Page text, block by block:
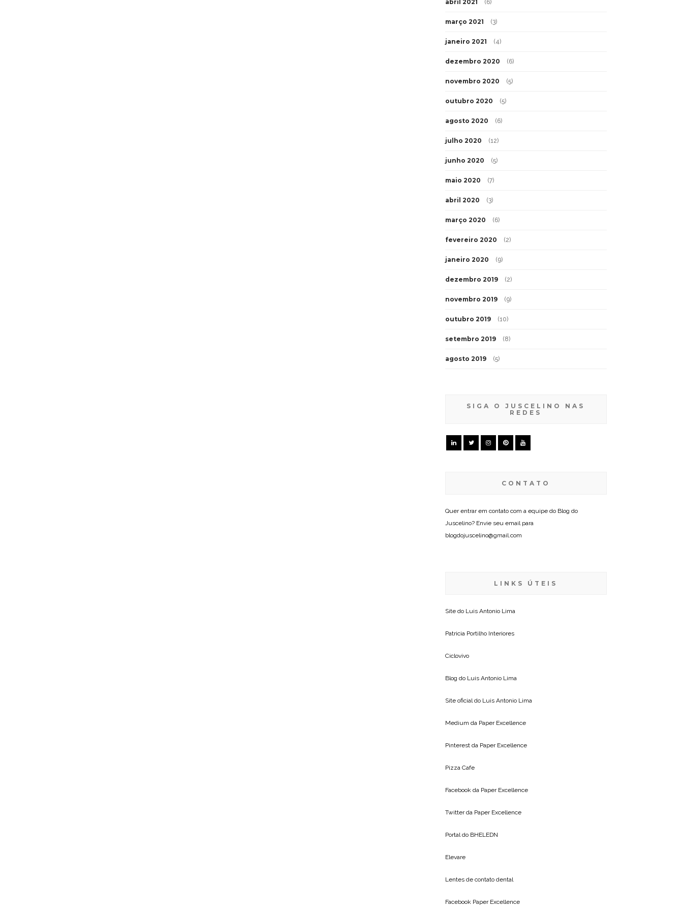
abril 2021 (6)
março 2021 (3)
janeiro 2021 (4)
dezembro 2020 (6)
novembro 2020 (5)
outubro 2020 (5)
agosto 2020 (6)
julho 2020 (12)
junho 2020 (5)
maio 2020 (7)
abril 2020 (3)
março 2020 (6)
fevereiro 2020 (2)
janeiro 2020 (9)
dezembro 2019 (2)
novembro 2019 (9)
outubro 2019 (10)
setembro 2019 (8)
agosto 2019 (5)
SIGA O JUSCELINO NAS
REDES
CONTATO
Quer entrar em contato com a equipe do Blog do
Juscelino? Envie seu email para
blogdojuscelino@gmail.com
LINKS ÚTEIS
Site do Luis Antonio Lima
Patricia Portilho Interiores
Ciclovivo
Blog do Luis Antonio Lima
Site oficial do Luis Antonio Lima
Medium da Paper Excellence
Pinterest da Paper Excellence
Pizza Cafe
Facebook da Paper Excellence
Twitter da Paper Excellence
Portal do BHELEDN
Elevare
Lentes de contato dental
Facebook Paper Excellence